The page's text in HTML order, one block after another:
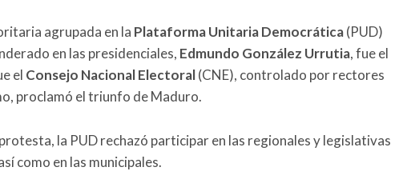
agrupada en la Plataforma Unitaria Democrática(PUD)
en las presidenciales, Edmundo González Urrutia, fue el
el Consejo Nacional Electoral(CNE), controlado por rectores
proclamó el triunfo de Maduro.
la PUD rechazó participar en las regionales y legislativas
como en las municipales.